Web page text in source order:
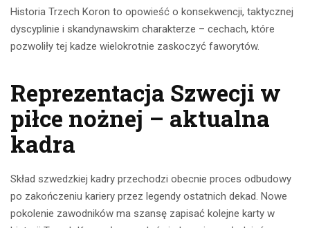
Historia Trzech Koron to opowieść o konsekwencji, taktycznej
dyscyplinie i skandynawskim charakterze – cechach, które
pozwoliły tej kadze wielokrotnie zaskoczyć faworytów.
Reprezentacja Szwecji w
piłce nożnej – aktualna
kadra
Skład szwedzkiej kadry przechodzi obecnie proces odbudowy
po zakończeniu kariery przez legendy ostatnich dekad. Nowe
pokolenie zawodników ma szansę zapisać kolejne karty w